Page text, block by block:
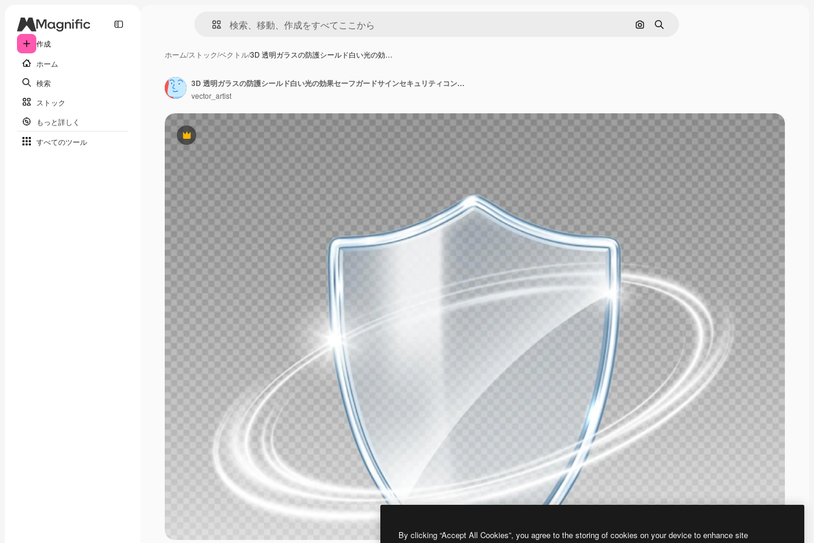
作成
ホーム
検索
ストック
もっと詳しく
すべてのツール
画像で検索
検索
ホーム/ストック/ベクトル/3D 透明ガラスの防護シールド白い光の効…
Premium
3D 透明ガラスの防護シールド白い光の効果セーフガードサインセキュリティコンセプト
vector_artist
By clicking “Accept All Cookies”, you agree to the storing of cookies on your device to enhance site